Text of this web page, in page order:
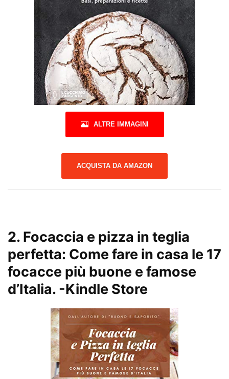
ALTRE IMMAGINI
ACQUISTA DA AMAZON
2. Focaccia e pizza in teglia
perfetta: Come fare in casa le 17
focacce più buone e famose
d’Italia. -Kindle Store